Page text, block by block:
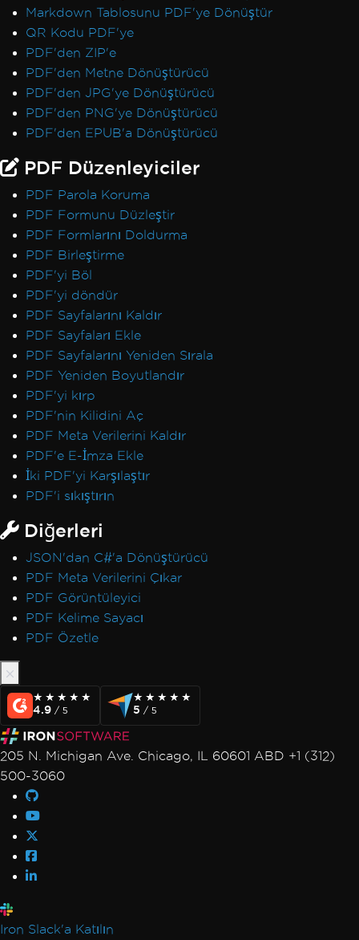
Markdown Tablosunu PDF'ye Dönüştür
QR Kodu PDF'ye
PDF'den ZIP'e
PDF'den Metne Dönüştürücü
PDF'den JPG'ye Dönüştürücü
PDF'den PNG'ye Dönüştürücü
PDF'den EPUB'a Dönüştürücü
PDF Düzenleyiciler
PDF Parola Koruma
PDF Formunu Düzleştir
PDF Formlarını Doldurma
PDF Birleştirme
PDF'yi Böl
PDF'yi döndür
PDF Sayfalarını Kaldır
PDF Sayfaları Ekle
PDF Sayfalarını Yeniden Sırala
PDF Yeniden Boyutlandır
PDF'yi kırp
PDF'nin Kilidini Aç
PDF Meta Verilerini Kaldır
PDF'e E-İmza Ekle
İki PDF'yi Karşılaştır
PDF'i sıkıştırın
Diğerleri
JSON'dan C#'a Dönüştürücü
PDF Meta Verilerini Çıkar
PDF Görüntüleyici
PDF Kelime Sayacı
PDF Özetle
★★★★★
★★★★★
4.9 / 5
★★★★★
★★★★★
5 / 5
205 N. Michigan Ave. Chicago, IL 60601 ABD +1 (312)
500-3060
Iron Slack'a Katılın